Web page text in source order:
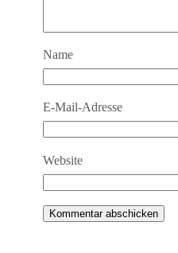
Name
E-Mail-Adresse
Website